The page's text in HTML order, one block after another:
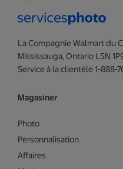
La Compagnie Walmart du
Mississauga, Ontario L5N
Service à la clientèle 1-888-
Magasiner
Photo
Personnalisation
Affaires